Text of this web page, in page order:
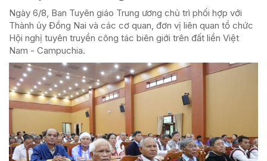
Ngày 6/8, Ban Tuyên giáo Trung ương chủ trì phối hợp với
Thành ủy Đồng Nai và các cơ quan, đơn vị liên quan tổ chức
Hội nghị tuyên truyền công tác biên giới trên đất liền Việt
Nam - Campuchia.